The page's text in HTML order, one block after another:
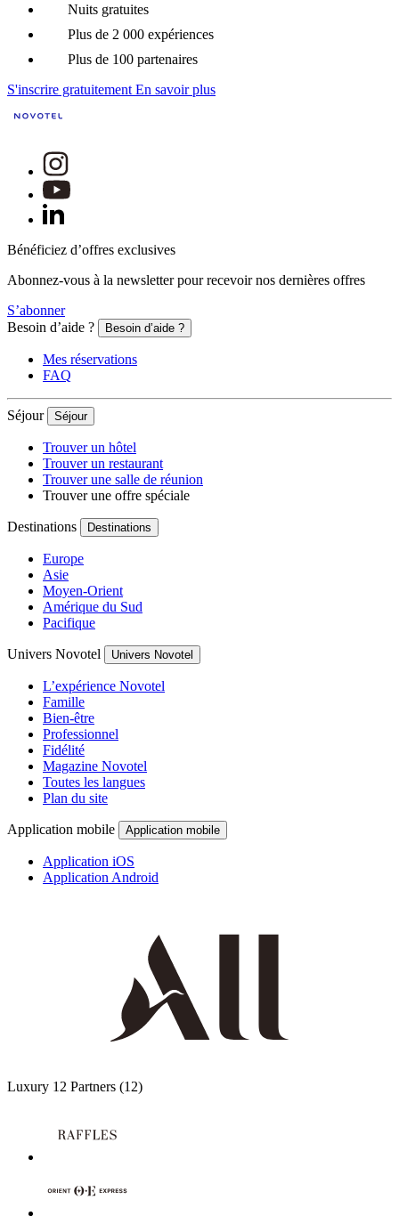
Nuits gratuites
Plus de 2 000 expériences
Plus de 100 partenaires
S'inscrire gratuitement En savoir plus
Bénéficiez d’offres exclusives
Abonnez-vous à la newsletter pour recevoir nos dernières offres
S’abonner
Besoin d’aide ?
Besoin d’aide ?
Mes réservations
FAQ
Séjour Séjour
Trouver un hôtel
Trouver un restaurant
Trouver une salle de réunion
Trouver une offre spéciale
Destinations Destinations
Europe
Asie
Moyen-Orient
Amérique du Sud
Pacifique
Univers Novotel Univers Novotel
L’expérience Novotel
Famille
Bien-être
Professionnel
Fidélité
Magazine Novotel
Toutes les langues
Plan du site
Application mobile Application mobile
Application iOS
Application Android
Luxury 12 Partners (12)